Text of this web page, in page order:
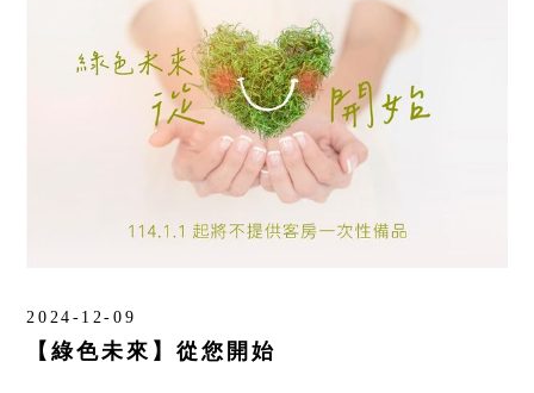
聯絡飯店
2024-12-09
【綠色未來】從您開始